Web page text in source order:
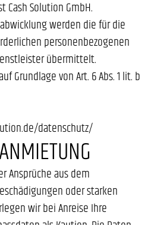
Cash Solution GmbH.
werden die für die
personenbezogenen
übermittelt.
Grundlage von Art. 6 Abs. 1 lit. b
datenschutz/
Ansprüche aus dem
oder starken
wir bei Anreise Ihre